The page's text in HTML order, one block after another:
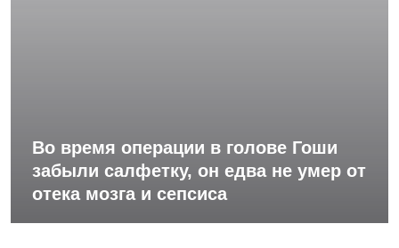
Во время операции в голове Гоши
забыли салфетку, он едва не умер от
отека мозга и сепсиса